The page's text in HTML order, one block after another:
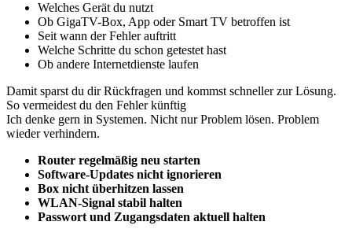
Welches Gerät du nutzt
Ob GigaTV-Box, App oder Smart TV betroffen ist
Seit wann der Fehler auftritt
Welche Schritte du schon getestet hast
Ob andere Internetdienste laufen
Damit sparst du dir Rückfragen und kommst schneller zur Lösung.
So vermeidest du den Fehler künftig
Ich denke gern in Systemen. Nicht nur Problem lösen. Problem
wieder verhindern.
Router regelmäßig neu starten
Software-Updates nicht ignorieren
Box nicht überhitzen lassen
WLAN-Signal stabil halten
Passwort und Zugangsdaten aktuell halten